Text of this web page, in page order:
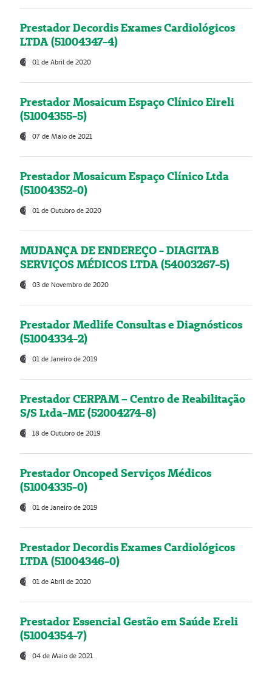
Prestador Decordis Exames Cardiológicos
LTDA (51004347-4)
01 de Abril de 2020
Prestador Mosaicum Espaço Clínico Eireli
(51004355-5)
07 de Maio de 2021
Prestador Mosaicum Espaço Clínico Ltda
(51004352-0)
01 de Outubro de 2020
MUDANÇA DE ENDEREÇO - DIAGITAB
SERVIÇOS MÉDICOS LTDA (54003267-5)
03 de Novembro de 2020
Prestador Medlife Consultas e Diagnósticos
(51004334-2)
01 de Janeiro de 2019
Prestador CERPAM – Centro de Reabilitação
S/S Ltda-ME (52004274-8)
18 de Outubro de 2019
Prestador Oncoped Serviços Médicos
(51004335-0)
01 de Janeiro de 2019
Prestador Decordis Exames Cardiológicos
LTDA (51004346-0)
01 de Abril de 2020
Prestador Essencial Gestão em Saúde Ereli
(51004354-7)
04 de Maio de 2021